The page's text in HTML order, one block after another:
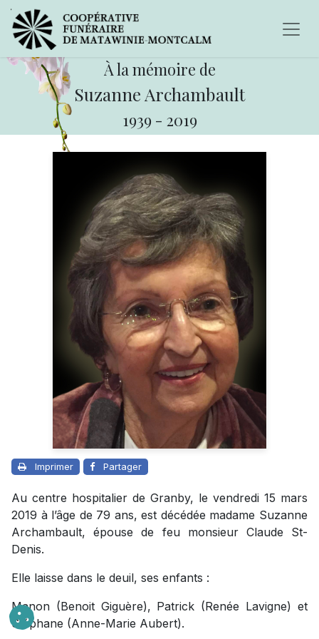
À la mémoire de
Suzanne Archambault
1939 - 2019
Imprimer Partager
Au centre hospitalier de Granby, le vendredi 15 mars
2019 à l’âge de 79 ans, est décédée madame Suzanne
Archambault, épouse de feu monsieur Claude St-
Denis.
Elle laisse dans le deuil, ses enfants :
Manon (Benoit Giguère), Patrick (Renée Lavigne) et
Stéphane (Anne-Marie Aubert).